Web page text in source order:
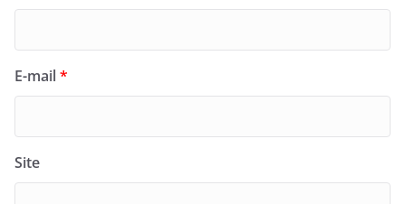
E-mail*
Site